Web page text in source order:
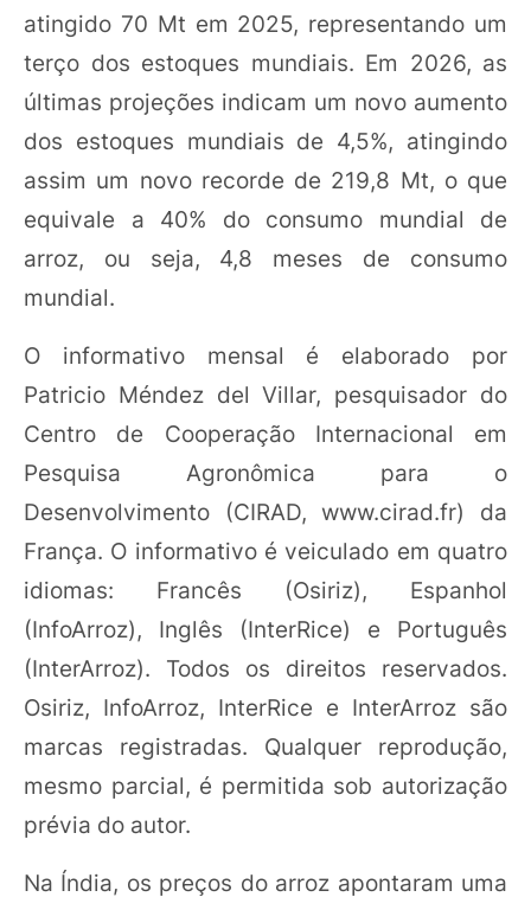
atingido 70 Mt em 2025, representando um
terço dos estoques mundiais. Em 2026, as
últimas projeções indicam um novo aumento
dos estoques mundiais de 4,5%, atingindo
assim um novo recorde de 219,8 Mt, o que
equivale a 40% do consumo mundial de
arroz, ou seja, 4,8 meses de consumo
mundial.
O informativo mensal é elaborado por
Patricio Méndez del Villar, pesquisador do
Centro de Cooperação Internacional em
Pesquisa Agronômica para o
Desenvolvimento (CIRAD, www.cirad.fr) da
França. O informativo é veiculado em quatro
idiomas: Francês (Osiriz), Espanhol
(InfoArroz), Inglês (InterRice) e Português
(InterArroz). Todos os direitos reservados.
Osiriz, InfoArroz, InterRice e InterArroz são
marcas registradas. Qualquer reprodução,
mesmo parcial, é permitida sob autorização
prévia do autor.
Na Índia, os preços do arroz apontaram uma